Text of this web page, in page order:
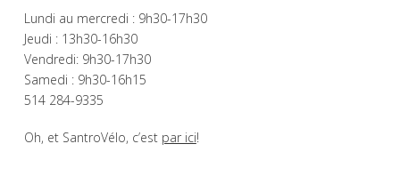
Lundi au mercredi : 9h30-17h30
Jeudi : 13h30-16h30
Vendredi: 9h30-17h30
Samedi : 9h30-16h15
514 284-9335
Oh, et SantroVélo, c’est par ici!